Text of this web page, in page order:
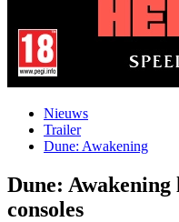
Nieuws
Trailer
Dune: Awakening
Dune:
consoles